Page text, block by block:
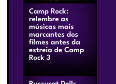
Camp Rock:
relembre as
músicas mais
marcantes dos
filmes antes da
estreia de Camp
Rock 3